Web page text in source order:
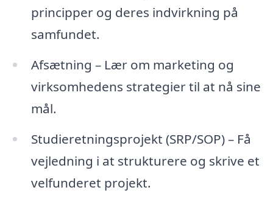
principper og deres indvirkning på
samfundet.
Afsætning – Lær om marketing og
virksomhedens strategier til at nå sine
mål.
Studieretningsprojekt (SRP/SOP) – Få
vejledning i at strukturere og skrive et
velfunderet projekt.